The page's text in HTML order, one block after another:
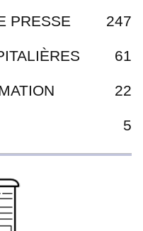
PRESSE 247
61
22
5